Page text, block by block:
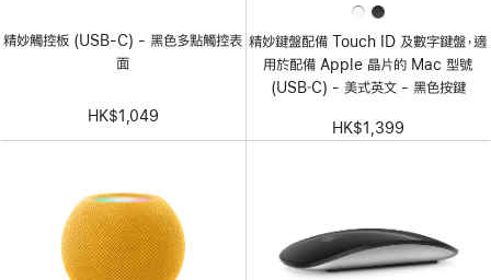
精妙觸控板 (USB-C) - 黑色多點觸控表
面
HK$1,049
精妙鍵盤配備 Touch ID 及數字鍵盤，適
用於配備 Apple 晶片的 Mac 型號
(USB‑C) - 美式英文 - 黑色按鍵
HK$1,399